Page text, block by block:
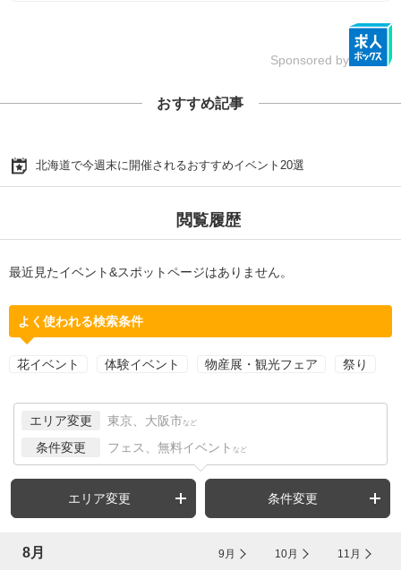
Sponsored by
おすすめ記事
北海道で今週末に開催されるおすすめイベント20選
閲覧履歴
最近見たイベント&スポットページはありません。
よく使われる検索条件
花イベント 体験イベント 物産展・観光フェア 祭り
エリア変更 東京、大阪市 など
条件変更 フェス、無料イベント など
エリア変更 条件変更
8月 9月 10月 11月